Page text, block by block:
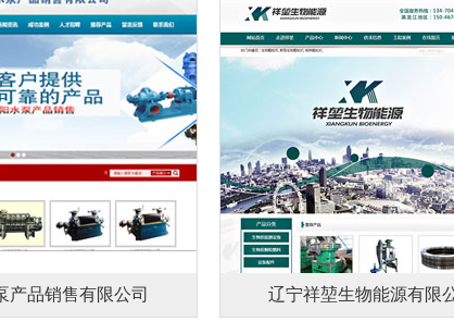
品销售有限公司 辽宁祥堃生物能源有限公司